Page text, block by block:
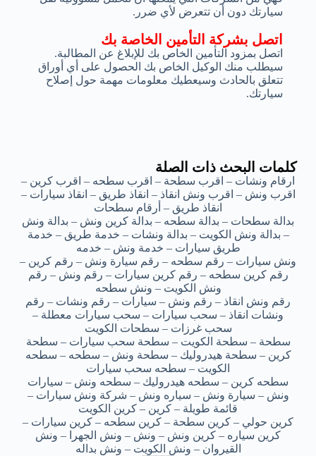
اتصل بشركة التأمين الخاصة بك
اتصل بمزود التأمين الخاص بك للإبلاغ عن المطالبة.
سيطلب منك الوكيل الخاص بك الحصول على أي أوراق
تتعلق بالحادث وسيعطيك معلومات مهمة حول إصلاح
سيارتك.
سيارتك دون أن تتعرض لأي ضرر.
كلمات البحث ذات الصلة
ارقام ونشات – اقرب سطحة – اقرب سطحه – اقرب كرين –
اقرب ونش – اقرب ونش انقاذ – انقاذ طريق – انقاذ سيارات –
انقاذ طريق – أرقام سطحات
بدالة سطحات – بدالة سطحه – بدالة كرين ونش – بدالة ونش
– بدالة ونش الكويت – بدالة ونشات – خدمة طريق – خدمة
طريق سيارات – خدمة ونش – خدمه
ونش سيارات – رقم سطحه – رقم سيارة ونش – رقم كرين –
رقم كرين سطحه – رقم كرين سيارات – رقم ونش – رقم
ونش الكويت – ونش سطحه
رقم ونش انقاذ – رقم ونش – سيارات – رقم ونشات – رقم
ونشات انقاذ – سحب سيارات – سحب سيارات معطلة –
سحب غرزات – سطحات الكويت
سطحة – سطحة الكويت – سطحة سحب سيارات – سطحة
كرين – سطحة هيدروليك – سطحة ونش – سطحه – سطحه
الكويت – سطحه سحب سيارات
سطحه كرين – سطحه هيدروليك – سطحه ونش – سيارات
ونش – سيارة ونش – سياره ونش – شركة ونش سيارات –
قائمة طويلة – كرين – كرين الكويت
كرين حولي – كرين سطحة – كرين سطحه – كرين سيارات –
كرين سياره – كرين ونش – ونش – ونش الجهرا – ونش
القيروان – ونش الكويت – ونش بداله